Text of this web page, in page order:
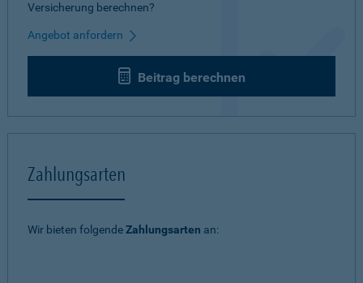
Versicherung berechnen?
Angebot anfordern
Beitrag berechnen
Zahlungsarten
Wir bieten folgendeZahlungsarten an: